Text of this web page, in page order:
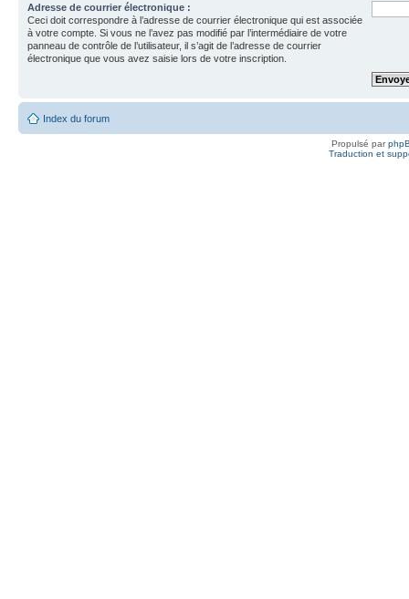
Adresse de courrier électronique :
Ceci doit correspondre à l’adresse de courrier électronique qui est associée
à votre compte. Si vous ne l’avez pas modifié par l’intermédiaire de votre
panneau de contrôle de l’utilisateur, il s’agit de l’adresse de courrier
électronique que vous avez saisie lors de votre inscription.
Index du forum
Propulsé par
Traduction et